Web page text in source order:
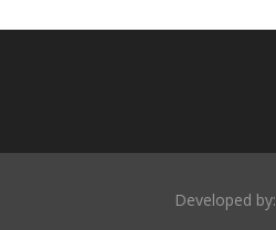
Developed by: